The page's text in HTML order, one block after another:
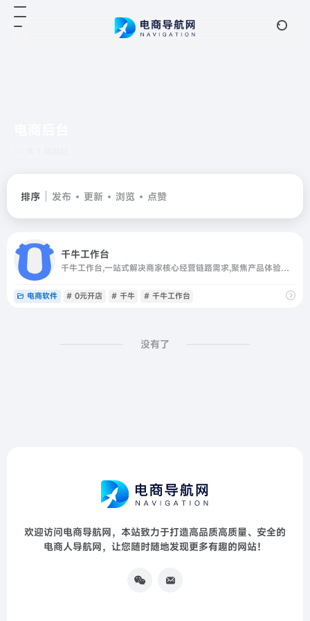
排序 发布 更新 浏览 点赞
千牛工作台
千牛工作台,一站式解决商家核心经营链路需求,聚焦产品体验与服务,服务千万活跃商家,日均电商资讯浏览百万次,数万家服务商合作伙伴打造服务生态闭环,提供完整电商解决方案
电商软件 # 0元开店 # 千牛 # 千牛工作台
没有了
欢迎访问电商导航网，本站致力于打造高品质高质量、安全的
电商人导航网，让您随时随地发现更多有趣的网站！